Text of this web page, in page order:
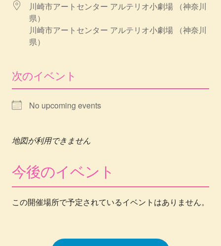
川崎市アートセンター アルテリオ小劇場 （神奈川
県）
川崎市アートセンター アルテリオ小劇場 （神奈川
県）
次のイベント
No upcoming events
地図が利用できません
今後のイベント
この開催場所で予定されているイベントはありません。